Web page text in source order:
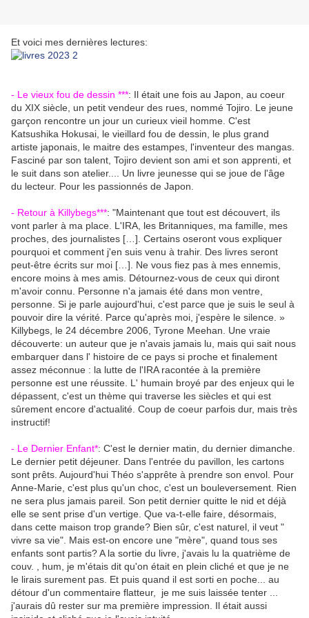
Et voici mes dernières lectures:
- Le vieux fou de dessin ***: Il était une fois au Japon, au coeur
du XIX siècle, un petit vendeur des rues, nommé Tojiro. Le jeune
garçon rencontre un jour un curieux vieil homme. C'est
Katsushika Hokusai, le vieillard fou de dessin, le plus grand
artiste japonais, le maitre des estampes, l'inventeur des mangas.
Fasciné par son talent, Tojiro devient son ami et son apprenti, et
le suit dans son atelier.... Un livre jeunesse qui se joue de l'âge
du lecteur. Pour les passionnés de Japon.
- Retour à Killybegs***: "Maintenant que tout est découvert, ils
vont parler à ma place. L'IRA, les Britanniques, ma famille, mes
proches, des journalistes […]. Certains oseront vous expliquer
pourquoi et comment j'en suis venu à trahir. Des livres seront
peut-être écrits sur moi […]. Ne vous fiez pas à mes ennemis,
encore moins à mes amis. Détournez-vous de ceux qui diront
m'avoir connu. Personne n'a jamais été dans mon ventre,
personne. Si je parle aujourd'hui, c'est parce que je suis le seul à
pouvoir dire la vérité. Parce qu'après moi, j'espère le silence. »
Killybegs, le 24 décembre 2006, Tyrone Meehan. Une vraie
découverte: un auteur que je n'avais jamais lu, mais qui sait nous
embarquer dans l' histoire de ce pays si proche et finalement
assez méconnue : la lutte de l'IRA racontée à la première
personne est une réussite. L' humain broyé par des enjeux qui le
dépassent, c'est un thème qui traverse les siècles et qui est
sûrement encore d'actualité. Coup de coeur parfois dur, mais très
instructif!
- Le Dernier Enfant*: C'est le dernier matin, du dernier dimanche.
Le dernier petit déjeuner. Dans l'entrée du pavillon, les cartons
sont prêts. Aujourd'hui Théo s'apprête à prendre son envol. Pour
Anne-Marie, c'est plus qu'un choc, c'est un bouleversement. Rien
ne sera plus jamais pareil. Son petit dernier quitte le nid et déjà
elle se sent prise d'un vertige. Que va-t-elle faire, désormais,
dans cette maison trop grande? Bien sûr, c'est naturel, il veut "
vivre sa vie". Mais est-on encore une "mère", quand tous ses
enfants sont partis? A la sortie du livre, j'avais lu la quatrième de
couv. , hum, je m'étais dit qu'on était en plein cliché et que je ne
le lirais surement pas. Et puis quand il est sorti en poche... au
détour d'un commentaire flatteur, je me suis laissée tenter ...
j'aurais dû rester sur ma première impression. Il était aussi